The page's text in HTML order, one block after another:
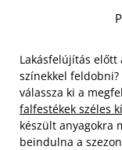
Lakásfelújítás előtt
színekkel
válassza ki a
falfestékek széles
készült anyagokra
beindulna a